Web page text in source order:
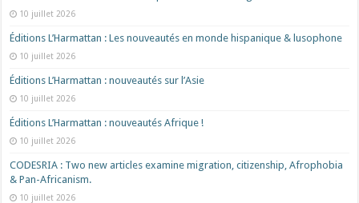
10 juillet 2026
Éditions L’Harmattan : Les nouveautés en monde hispanique & lusophone
10 juillet 2026
Éditions L’Harmattan : nouveautés sur l’Asie
10 juillet 2026
Éditions L’Harmattan : nouveautés Afrique !​
10 juillet 2026
CODESRIA : Two new articles examine migration, citizenship, Afrophobia
& Pan-Africanism.
10 juillet 2026